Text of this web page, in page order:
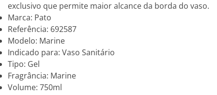
exclusivo que permite maior alcance da borda do vaso.
Marca: Pato
Referência: 692587
Modelo: Marine
Indicado para: Vaso Sanitário
Tipo: Gel
Fragrância: Marine
Volume: 750ml